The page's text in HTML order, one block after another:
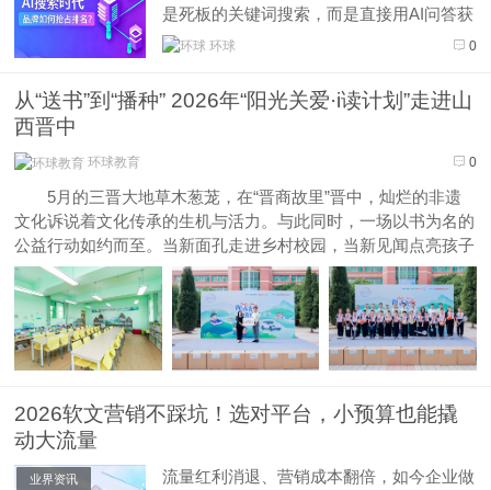
是死板的关键词搜索，而是直接用AI问答获
取答案。这也让品牌曝光的主战场，从传统
新的GEO（生成引擎优化）传播模式，顺
势诞生，彻底改写了品牌曝光、建立信任、
0
环球
从“送书”到“播种” 2026年“阳光关爱·i读计划”走进山
西晋中
0
环球教育
5月的三晋大地草木葱茏，在“晋商故里”晋中，灿烂的非遗
文化诉说着文化传承的生机与活力。与此同时，一场以书为名的
公益行动如约而至。当新面孔走进乡村校园，当新见闻点亮孩子
们的眼睛，一段崭新的书香故事由此展开。 5月15日，2026
年“阳光关爱·i读计划”走进山西晋中祁县，为当地乡村小学捐建
全新智能...
2026软文营销不踩坑！选对平台，小预算也能撬
动大流量
业界资讯
流量红利消退、营销成本翻倍，如今企业做